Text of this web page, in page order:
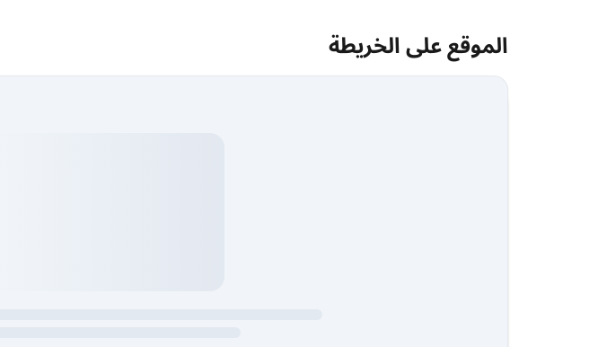
الموقع على الخريطة